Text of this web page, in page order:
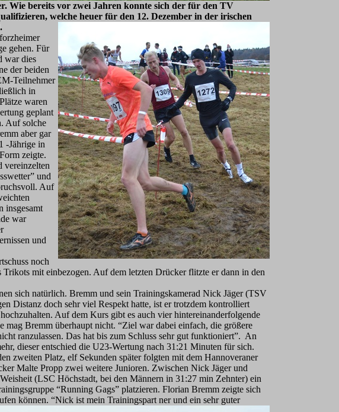
Wie bereits vor zwei Jahren konnte sich der für den TV
welche heuer für den 12. Dezember in der irischen
gehen. Für
war dies
der beiden
Teilnehmer
in
waren
geplant
Auf solche
aber gar
-Jährige in
zeigte.
vereinzelten
und
Auf
insgesamt
war
und
noch
mit einbezogen. Auf dem letzten Drücker flitzte er dann in den
sich natürlich. Bremm und sein Trainingskamerad Nick Jäger (TSV
Distanz doch sehr viel Respekt hatte, ist er trotzdem kontrolliert
Auf dem Kurs gibt es auch vier hintereinanderfolgende
mag Bremm überhaupt nicht. “Ziel war dabei einfach, die größere
ranzulassen. Das hat bis zum Schluss sehr gut funktioniert”. An
dieser entschied die U23-Wertung nach 31:21 Minuten für sich.
zweiten Platz, elf Sekunden später folgten mit dem Hannoveraner
Malte Propp zwei weitere Junioren. Zwischen Nick Jäger und
(LSC Höchstadt, bei den Männern in 31:27 min Zehnter) ein
“Running Gags” platzieren. Florian Bremm zeigte sich
können. “Nick ist mein Trainingspart ner und ein sehr guter